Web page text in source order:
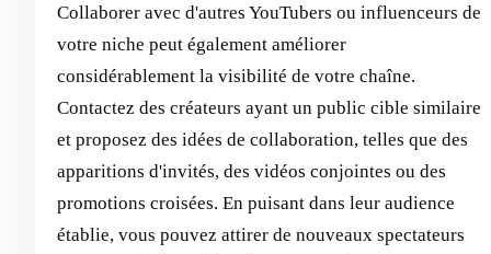
Collaborer avec d'autres YouTubers ou influenceurs de
votre niche peut également améliorer
considérablement la visibilité de votre chaîne.
Contactez des créateurs ayant un public cible similaire
et proposez des idées de collaboration, telles que des
apparitions d'invités, des vidéos conjointes ou des
promotions croisées. En puisant dans leur audience
établie, vous pouvez attirer de nouveaux spectateurs